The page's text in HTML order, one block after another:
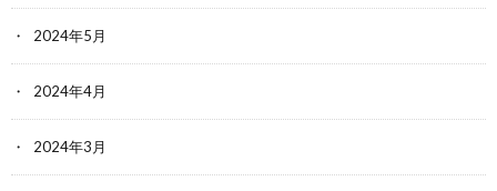
2024年5月
2024年4月
2024年3月